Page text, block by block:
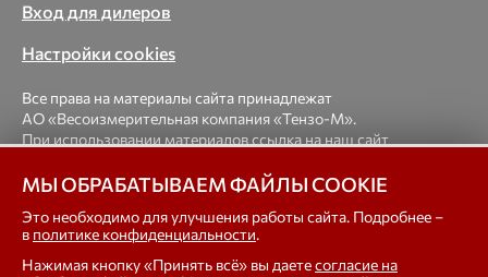
Вход для дилеров
Настройки cookies
Все права на материалы сайта принадлежат
АО «Весоизмерительная компания «Тензо-М».
При использовании материалов ссылка на наш сайт
© 1998-2026 Весоизмерительная компания «Тензо-М» —
платформенные, крановые, вагонные, бункерные,
автомобильные весы, весовые дозаторы для фасовки,
МЫ ОБРАБАТЫВАЕМ ФАЙЛЫ COOKIE
Это необходимо для улучшения работы сайта. Подробнее –
в политике конфиденциальности.
Нажимая кнопку «Принять всё» вы даетесогласие на